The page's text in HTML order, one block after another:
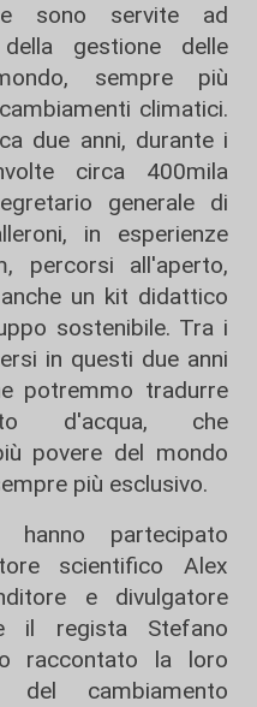
sono servite ad
gestione delle
sempre più
climatici.
due anni, durante i
circa 400mila
generale di
in esperienze
percorsi all'aperto,
un kit didattico
sostenibile. Tra i
in questi due anni
potremmo tradurre
d'acqua, che
povere del mondo
più esclusivo.
hanno partecipato
scientifico Alex
e divulgatore
il regista Stefano
raccontato la loro
cambiamento